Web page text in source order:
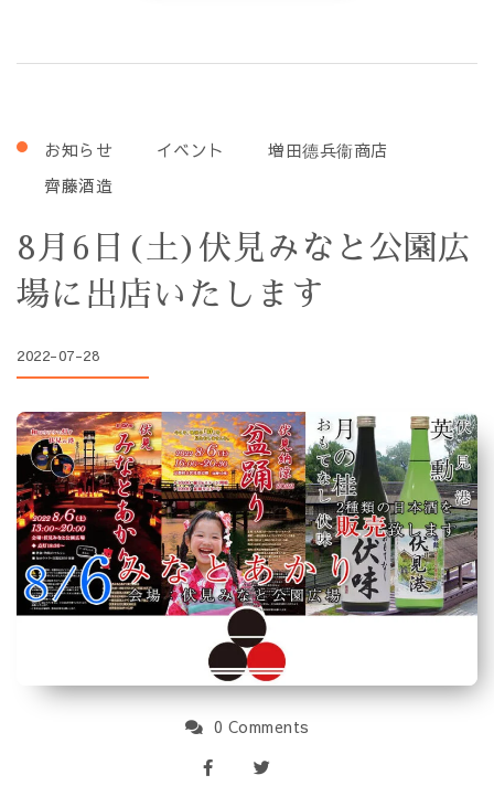
お知らせ イベント
増田德兵衞商店
齊藤酒造
8月6日(土)伏見みなと公園広
場に出店いたします
2022-07-28
0 Comments